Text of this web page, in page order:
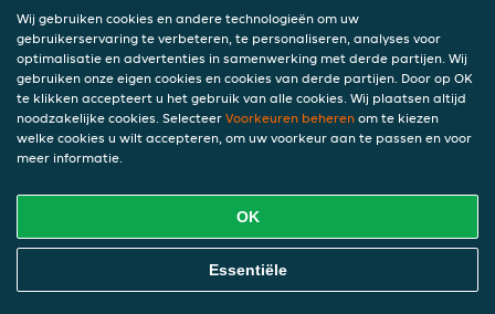
€ 16,50
incl. statiegeld (€ 0,00)
Montanara
salami en paprika
incl. statiegeld (€ 0,00)
Online Eten Bestellen
Wij gebruiken cookies en andere technologieën om uw
gebruikerservaring te verbeteren, te personaliseren, analyses voor
optimalisatie en advertenties in samenwerking met derde partijen. Wij
gebruiken onze eigen cookies en cookies van derde partijen. Door op OK
te klikken accepteert u het gebruik van alle cookies. Wij plaatsen altijd
noodzakelijke cookies. Selecteer Voorkeuren beheren om te kiezen
welke cookies u wilt accepteren, om uw voorkeur aan te passen en voor
meer informatie.
OK
Essentiële